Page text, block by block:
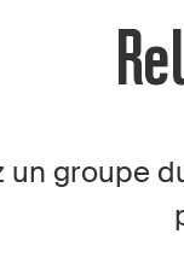
un groupe